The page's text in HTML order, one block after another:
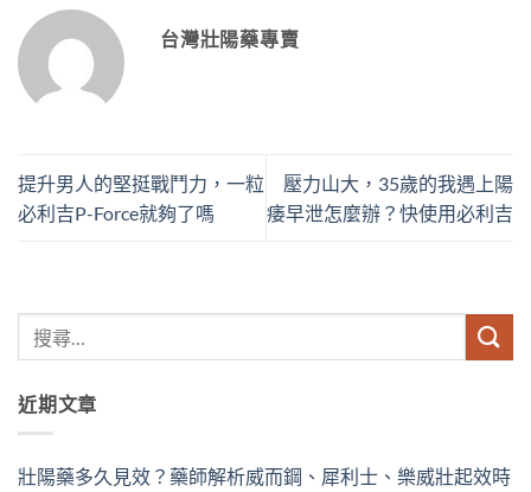
台灣壯陽藥專賣
提升男人的堅挺戰鬥力，一粒
必利吉P-Force就夠了嗎
壓力山大，35歲的我遇上陽
痿早泄怎麼辦？快使用必利吉
近期文章
壯陽藥多久見效？藥師解析威而鋼、犀利士、樂威壯起效時